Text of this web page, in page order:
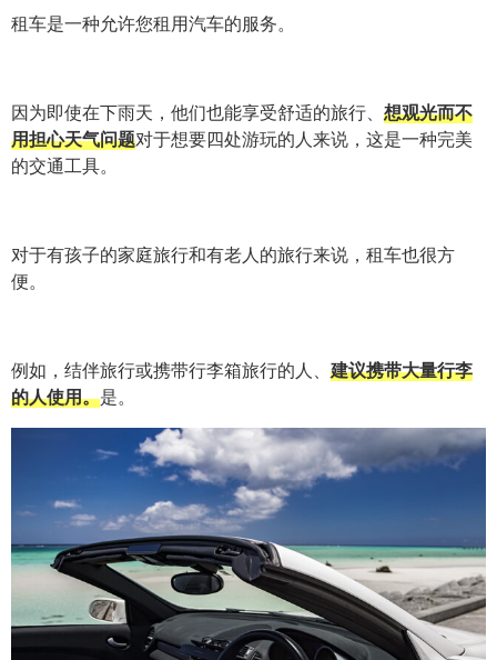
租车是一种允许您租用汽车的服务。
因为即使在下雨天，他们也能享受舒适的旅行、 想观光而不
用担心天气问题对于想要四处游玩的人来说，这是一种完美
的交通工具。
对于有孩子的家庭旅行和有老人的旅行来说，租车也很方
便。
例如，结伴旅行或携带行李箱旅行的人、 建议携带大量行李
的人使用。是。